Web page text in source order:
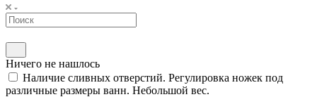
Ничего не нашлось
Наличие сливных отверстий. Регулировка ножек под
различные размеры ванн. Небольшой вес.